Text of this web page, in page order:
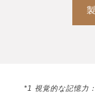
*1 視覚的な記憶力